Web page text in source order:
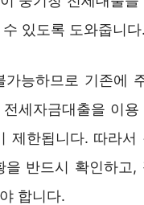
있도록 도와줍니다.
가능하므로 기존에
세자금대출을 이용
제한됩니다. 따라서
을 반드시 확인하고,
합니다.